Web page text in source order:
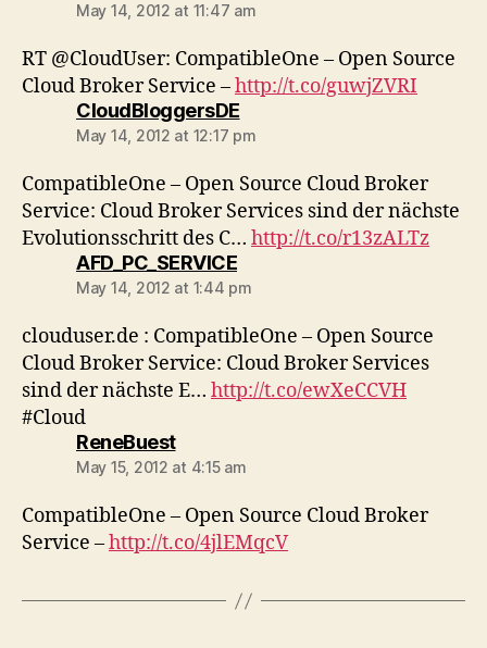
May 14, 2012 at 11:47 am
RT @CloudUser: CompatibleOne – Open Source
Cloud Broker Service –http://t.co/guwjZVRI
CloudBloggersDEsays:
May 14, 2012 at 12:17 pm
CompatibleOne – Open Source Cloud Broker
Service: Cloud Broker Services sind der nächste
Evolutionsschritt des C… http://t.co/r13zALTz
AFD_PC_SERVICEsays:
May 14, 2012 at 1:44 pm
clouduser.de : CompatibleOne – Open Source
Cloud Broker Service: Cloud Broker Services
sind der nächste E… http://t.co/ewXeCCVH
#Cloud
ReneBuestsays:
May 15, 2012 at 4:15 am
CompatibleOne – Open Source Cloud Broker
Service –http://t.co/4jlEMqcV